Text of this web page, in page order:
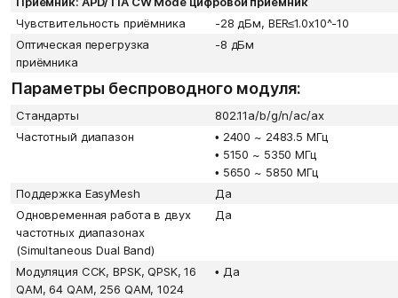
Чувствительность приёмника
-28 дБм, BER≤1.0x10^-10
Оптическая перегрузка
приёмника
-8 дБм
Параметры беспроводного модуля:
Стандарты
802.11a/b/g/n/ac/ax
Частотный диапазон
• 2400 ~ 2483.5 МГц
• 5150 ~ 5350 МГц
• 5650 ~ 5850 МГц
Поддержка EasyMesh
Да
Одновременная работа в двух
частотных диапазонах
(Simultaneous Dual Band)
Да
Модуляция CCK, BPSK, QPSK, 16
QAM, 64 QAM, 256 QAM, 1024
• Да